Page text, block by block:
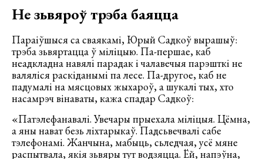
Не зьвяроў трэба баяцца
Параіўшыся са сваякамі, Юрый Садкоў вырашыў:
трэба зьвяртацца ў міліцыю. Па-першае, каб
неадкладна навялі парадак і чалавечыя парэшткі не
валяліся раскіданымі па лесе. Па-другое, каб не
падумалі на мясцовых жыхароў, а шукалі тых, хто
насамрэч вінаваты, кажа спадар Садкоў:
«Патэлефанавалі. Увечары прыехала міліцыя. Цёмна,
а яны нават безь ліхтарыкаў. Падсьвечвалі сабе
тэлефонамі. Жанчына, мабыць, сьледчая, усё мяне
распытвала, якія зьвяры тут водзяцца. Ёй, напэўна,